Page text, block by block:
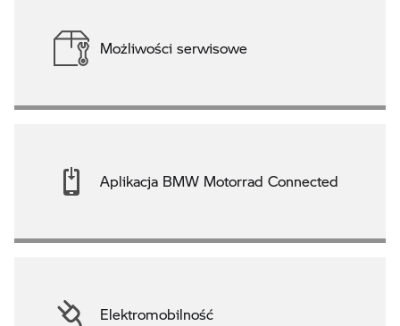
Możliwości serwisowe
Aplikacja BMW Motorrad Connected
Elektromobilność